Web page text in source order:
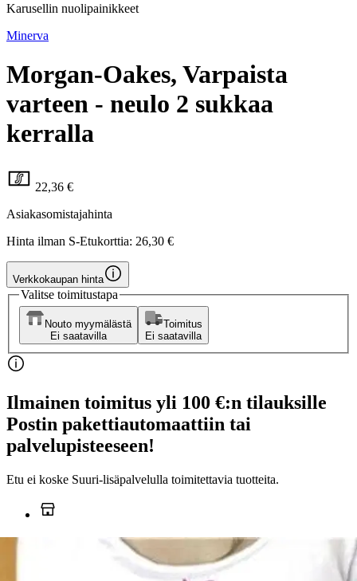
Karusellin nuolipainikkeet
Minerva
Morgan-Oakes, Varpaista
varteen - neulo 2 sukkaa
kerralla
22,36 €
Asiakasomistajahinta
Hinta ilman S-Etukorttia: 26,30 €
Verkkokaupan hinta
Valitse toimitustapa
Nouto myymälästä
Ei saatavilla
Toimitus
Ei saatavilla
Ilmainen toimitus yli 100 €:n tilauksille
Postin pakettiautomaattiin tai
palvelupisteeseen!
Etu ei koske Suuri‑lisäpalvelulla toimitettavia tuotteita.
Tarkista myymäläsaatavuus